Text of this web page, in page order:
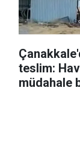
teslim:
müdahale